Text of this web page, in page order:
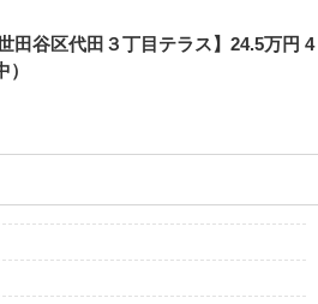
田谷区代田３丁目テラス】24.5万円 4